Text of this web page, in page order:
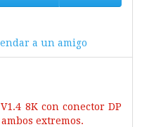
a un amigo
V1.4 8K con conector DP
extremos.